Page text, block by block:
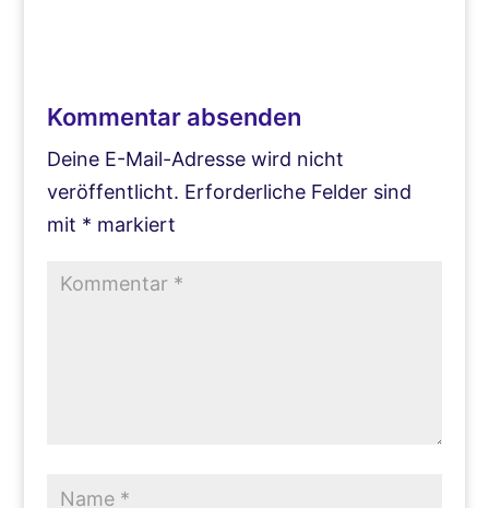
Kommentar absenden
Deine E-Mail-Adresse wird nicht
veröffentlicht. Erforderliche Felder sind
mit * markiert